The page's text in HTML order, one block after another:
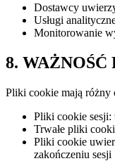
Dostawcy
Usługi
Monitorowanie
8.
Pliki cookie mają różny
Pliki cookie sesji:
Trwałe pliki
Pliki cookie
zakończeniu sesji